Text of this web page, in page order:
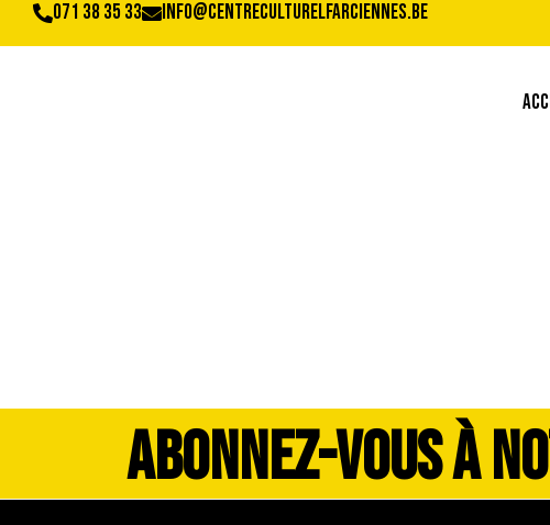
071 38 35 33 info@centreculturelfarciennes.be
ABONNEZ-VOUS À